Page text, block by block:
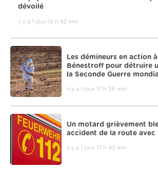
dévoilé
il y a 1 jour 13 h 42 min
Les démineurs en action
Bénestroff pour détruire
la Seconde Guerre
il y a 1 jour 17 h 36 min
Un motard grièvement
accident de la route avec
il y a 1 jour 17 h 43 min